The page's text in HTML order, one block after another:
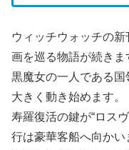
ウィッチウォッチの
画を巡る物語が続きま
黒魔女の一人である
大きく動き始めます。
寿羅復活の鍵が“ロス
行は豪華客船へ向かい